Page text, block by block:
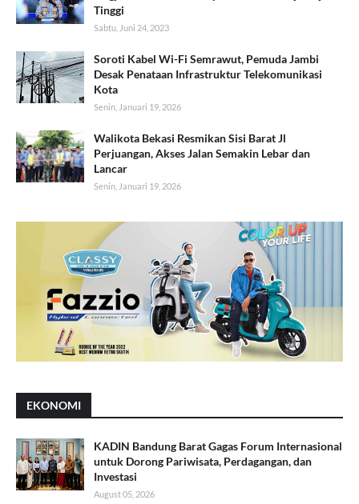
Tinggi
Sabtu, Juni 24, 2023
Soroti Kabel Wi-Fi Semrawut, Pemuda Jambi
Desak Penataan Infrastruktur Telekomunikasi
Kota
Senin, Januari 19, 2026
Walikota Bekasi Resmikan Sisi Barat Jl
Perjuangan, Akses Jalan Semakin Lebar dan
Lancar
Senin, Januari 19, 2026
EKONOMI
KADIN Bandung Barat Gagas Forum Internasional
untuk Dorong Pariwisata, Perdagangan, dan
Investasi
August 05, 2026